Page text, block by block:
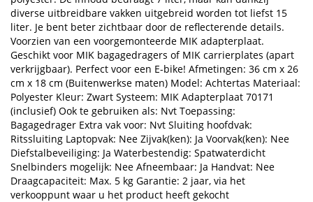
diverse uitbreidbare vakken uitgebreid worden tot liefst 15
liter. Je bent beter zichtbaar door de reflecterende details.
Voorzien van een voorgemonteerde MIK adapterplaat.
Geschikt voor MIK bagagedragers of MIK carrierplates (apart
verkrijgbaar). Perfect voor een E-bike! Afmetingen: 36 cm x 26
cm x 18 cm (Buitenwerkse maten) Model: Achtertas Materiaal:
Polyester Kleur: Zwart Systeem: MIK Adapterplaat 70171
(inclusief) Ook te gebruiken als: Nvt Toepassing:
Bagagedrager Extra vak voor: Nvt Sluiting hoofdvak:
Ritssluiting Laptopvak: Nee Zijvak(ken): Ja Voorvak(ken): Nee
Diefstalbeveiliging: Ja Waterbestendig: Spatwaterdicht
Snelbinders mogelijk: Nee Afneembaar: Ja Handvat: Nee
Draagcapaciteit: Max. 5 kg Garantie: 2 jaar, via het
verkooppunt waar u het product heeft gekocht